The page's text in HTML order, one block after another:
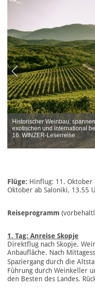
Historischer Weinbau,
exotischen und international
16. WINZER-Leserreise
Flüge: Hinflug: 11. Oktober
Oktober ab Saloniki, 13.55
Reiseprogramm
1. Tag: Anreise Skopje
Direktflug nach Skopje,
Anbaufläche. Nach
Spaziergang durch die
Führung durch Weinkeller
den Besten des Landes.